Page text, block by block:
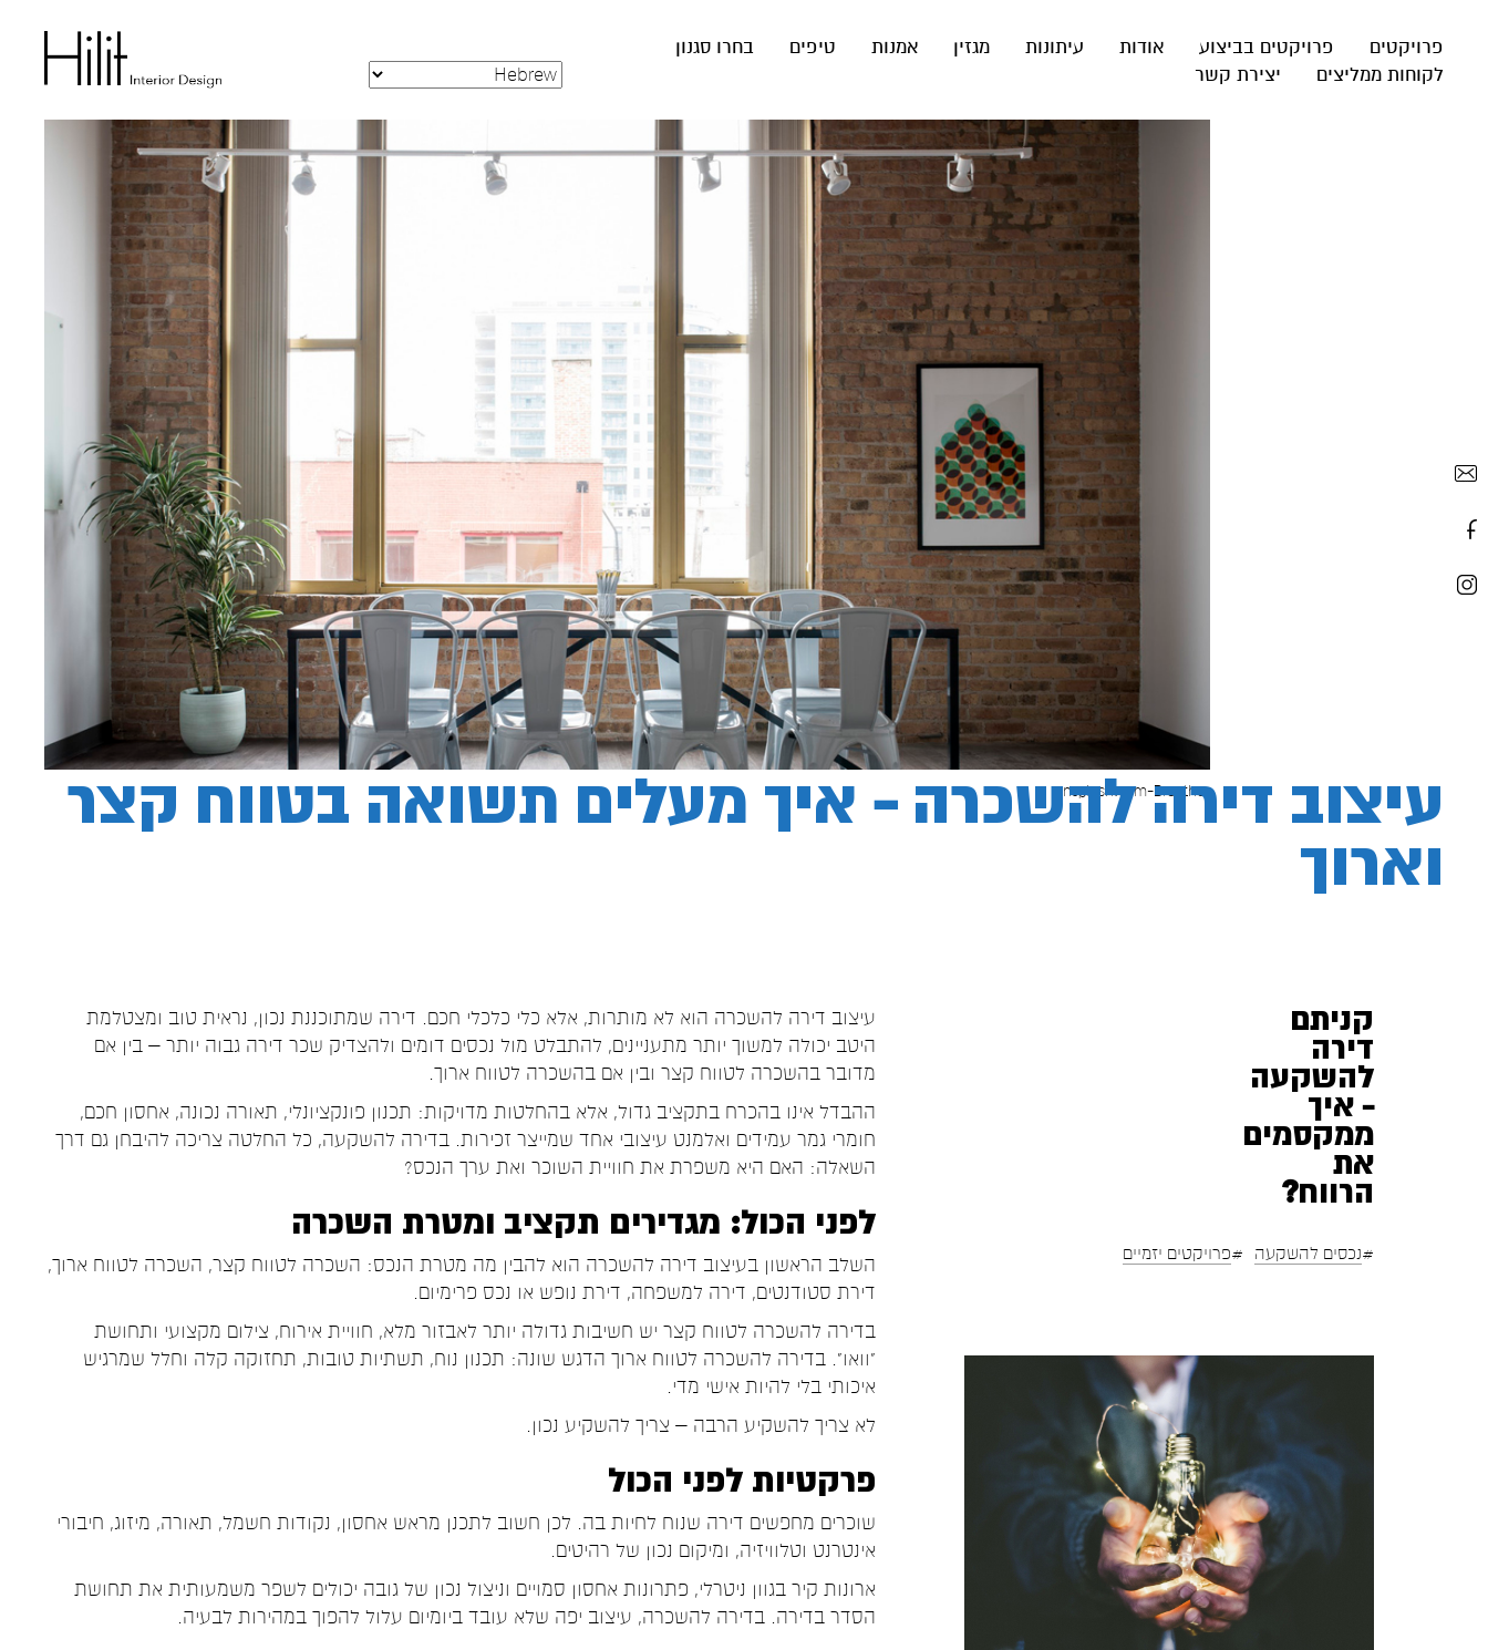
פרויקטים פרויקטים בביצוע אודות עיתונות מגזין אמנות טיפים
בחרו סגנון
לקוחות ממליצים
יצירת קשר
unsplash.com-Breather
עיצוב דירה להשכרה – איך מעלים תשואה בטווח קצר
וארוך
קניתם
דירה
להשקעה
– איך
ממקסמים
את
הרווח?
#נכסים להשקעה #פרויקטים יזמיים
עיצוב דירה להשכרה הוא לא מותרות, אלא כלי כלכלי חכם. דירה שמתוכננת נכון, נראית טוב ומצטלמת
היטב יכולה למשוך יותר מתעניינים, להתבלט מול נכסים דומים ולהצדיק שכר דירה גבוה יותר – בין אם
מדובר בהשכרה לטווח קצר ובין אם בהשכרה לטווח ארוך.
ההבדל אינו בהכרח בתקציב גדול, אלא בהחלטות מדויקות: תכנון פונקציונלי, תאורה נכונה, אחסון חכם,
חומרי גמר עמידים ואלמנט עיצובי אחד שמייצר זכירות. בדירה להשקעה, כל החלטה צריכה להיבחן גם דרך
השאלה: האם היא משפרת את חוויית השוכר ואת ערך הנכס?
לפני הכול: מגדירים תקציב ומטרת השכרה
השלב הראשון בעיצוב דירה להשכרה הוא להבין מה מטרת הנכס: השכרה לטווח קצר, השכרה לטווח ארוך,
דירת סטודנטים, דירה למשפחה, דירת נופש או נכס פרימיום.
בדירה להשכרה לטווח קצר יש חשיבות גדולה יותר לאבזור מלא, חוויית אירוח, צילום מקצועי ותחושת
“וואו”. בדירה להשכרה לטווח ארוך הדגש שונה: תכנון נוח, תשתיות טובות, תחזוקה קלה וחלל שמרגיש
איכותי בלי להיות אישי מדי.
לא צריך להשקיע הרבה – צריך להשקיע נכון.
פרקטיות לפני הכול
שוכרים מחפשים דירה שנוח לחיות בה. לכן חשוב לתכנן מראש אחסון, נקודות חשמל, תאורה, מיזוג, חיבורי
אינטרנט וטלוויזיה, ומיקום נכון של רהיטים.
ארונות קיר בגוון ניטרלי, פתרונות אחסון סמויים וניצול נכון של גובה יכולים לשפר משמעותית את תחושת
הסדר בדירה. בדירה להשכרה, עיצוב יפה שלא עובד ביומיום עלול להפוך במהירות לבעיה.